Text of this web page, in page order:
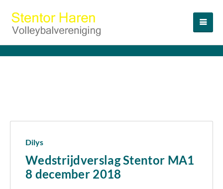
Dilys
Wedstrijdverslag Stentor MA1
8 december 2018